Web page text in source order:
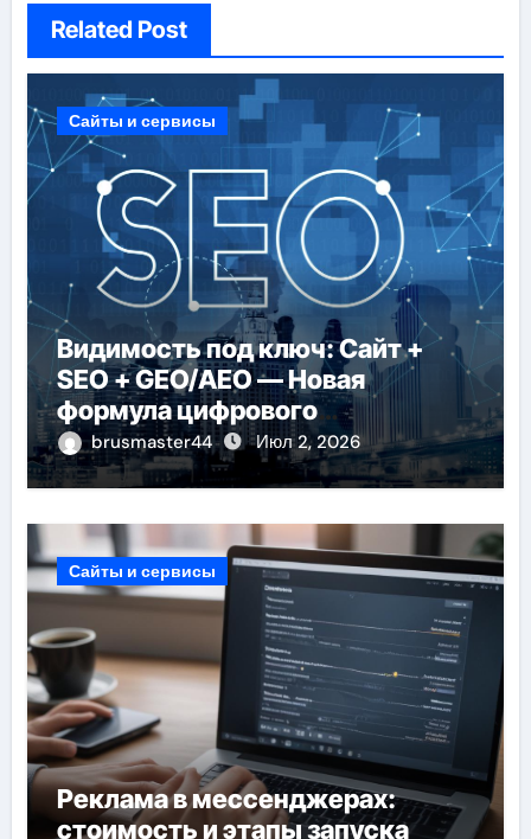
Related Post
Сайты и сервисы
Видимость под ключ: Сайт +
SEO + GEO/AEO — Новая
формула цифрового
присутствия в 2026 году
brusmaster44 Июл 2, 2026
Сайты и сервисы
Реклама в мессенджерах:
стоимость и этапы запуска